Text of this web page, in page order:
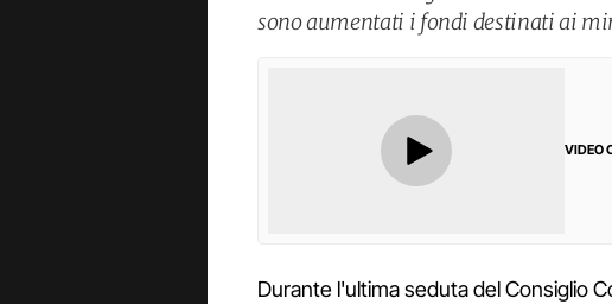
sono aumentati i fondi destinati ai
VIDEO
Durante l'ultima seduta del Consiglio